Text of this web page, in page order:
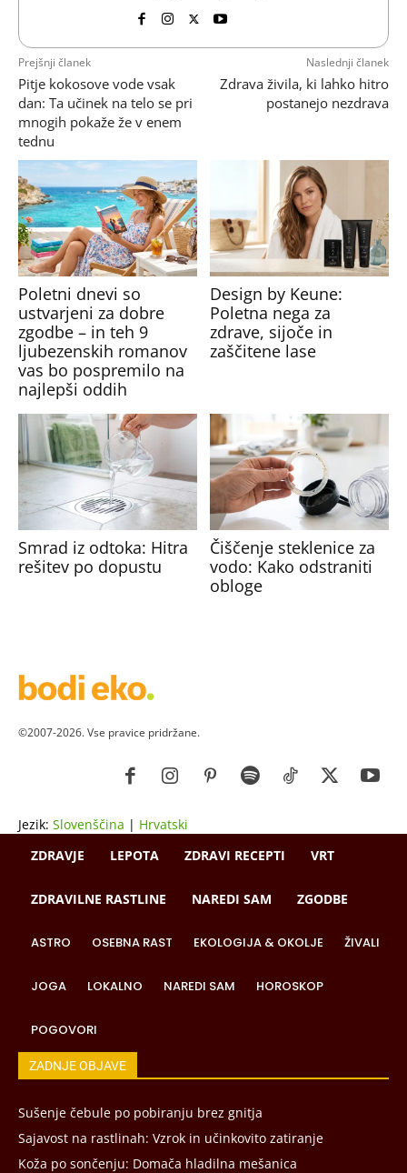
Prejšnji članek
Pitje kokosove vode vsak
dan: Ta učinek na telo se pri
mnogih pokaže že v enem
tednu
Naslednji članek
Zdrava živila, ki lahko hitro
postanejo nezdrava
Poletni dnevi so
ustvarjeni za dobre
zgodbe – in teh 9
ljubezenskih romanov
vas bo pospremilo na
najlepši oddih
Design by Keune:
Poletna nega za
zdrave, sijoče in
zaščitene lase
Smrad iz odtoka: Hitra
rešitev po dopustu
Čiščenje steklenice za
vodo: Kako odstraniti
obloge
©2007-2026. Vse pravice pridržane.
Jezik: Slovenščina | Hrvatski
ZDRAVJE
LEPOTA ZDRAVI RECEPTI VRT
ZDRAVILNE RASTLINE NAREDI SAM ZGODBE
ASTRO OSEBNA RAST EKOLOGIJA & OKOLJE ŽIVALI
JOGA LOKALNO NAREDI SAM HOROSKOP
POGOVORI
ZADNJE OBJAVE
Sušenje čebule po pobiranju brez gnitja
Sajavost na rastlinah: Vzrok in učinkovito zatiranje
Koža po sončenju: Domača hladilna mešanica